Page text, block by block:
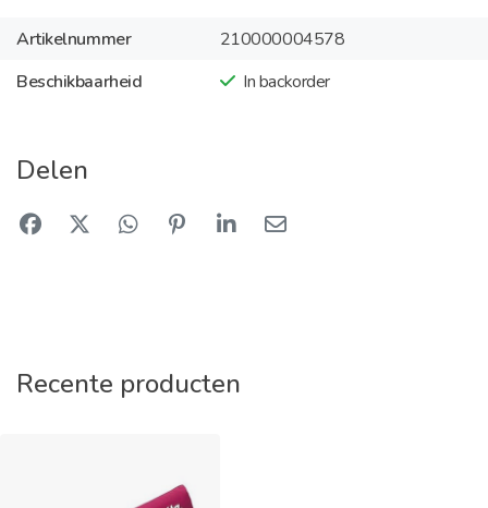
Artikelnummer
210000004578
Beschikbaarheid
In backorder
Delen
Recente producten